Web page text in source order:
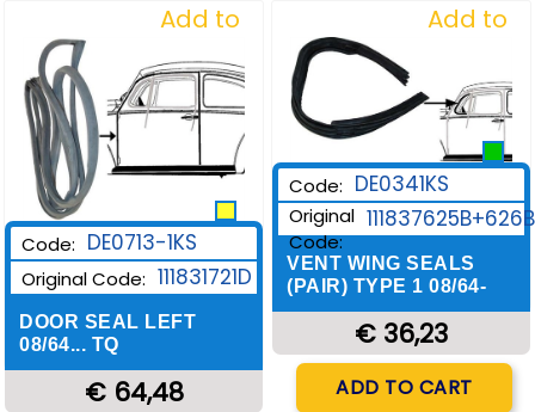
Add to
Wishlist
Code: DE0713-1KS
Original Code: 111831721D
DOOR SEAL LEFT
08/64... TQ
€ 64,48
Add to
Code: DE0341KS
Original
Code:
111837625B+626B
VENT WING SEALS
(PAIR) TYPE 1 08/64-
€ 36,23
Quantity
ADD TO CART